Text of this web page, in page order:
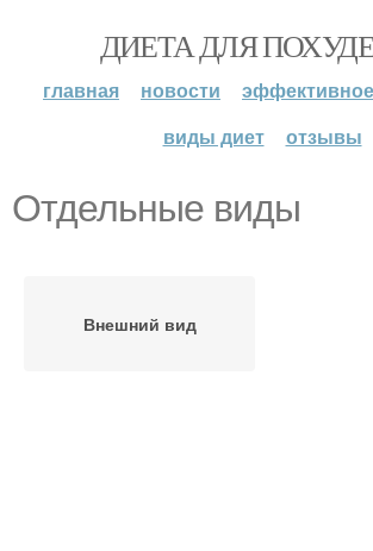
ДИЕТА ДЛЯ
главная новости
виды диет
отзывы
Отдельные виды
Внешний вид